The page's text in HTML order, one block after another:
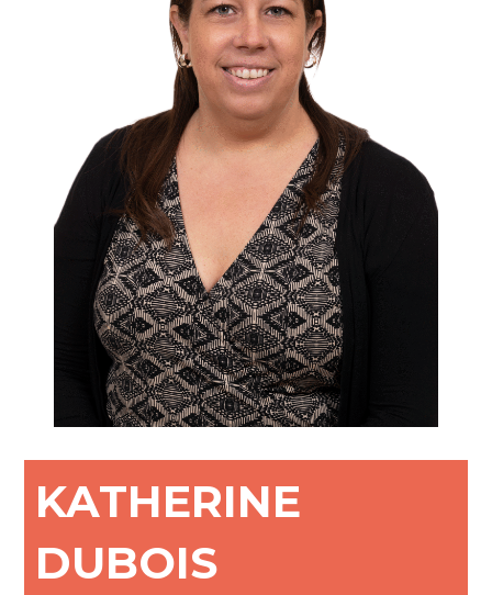
KATHERINE
DUBOIS